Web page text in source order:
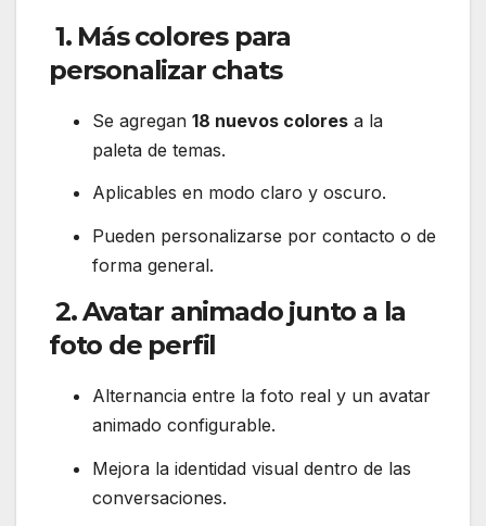
1. Más colores para
personalizar chats
Se agregan 18 nuevos colores a la
paleta de temas.
Aplicables en modo claro y oscuro.
Pueden personalizarse por contacto o de
forma general.
2.Avatar animado junto a la
foto de perfil
Alternancia entre la foto real y un avatar
animado configurable.
Mejora la identidad visual dentro de las
conversaciones.